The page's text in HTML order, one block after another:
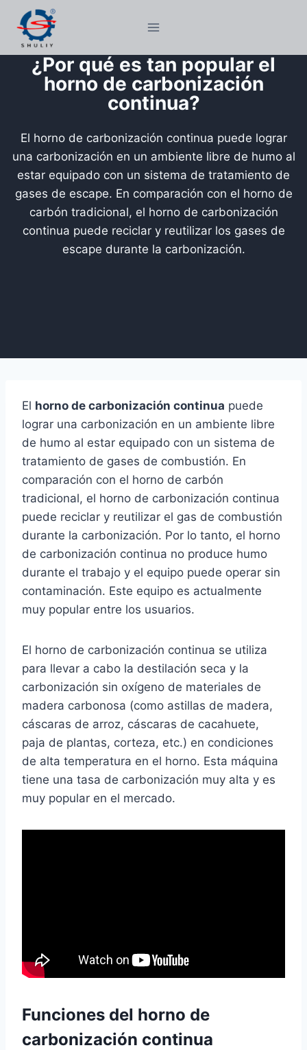
Saltar
contenido
¿Por qué es tan popular el
horno de carbonización
continua?
El horno de carbonización continua puede lograr
una carbonización en un ambiente libre de humo al
estar equipado con un sistema de tratamiento de
gases de escape. En comparación con el horno de
carbón tradicional, el horno de carbonización
continua puede reciclar y reutilizar los gases de
escape durante la carbonización.
El horno de carbonización continua puede
lograr una carbonización en un ambiente libre
de humo al estar equipado con un sistema de
tratamiento de gases de combustión. En
comparación con el horno de carbón
tradicional, el horno de carbonización continua
puede reciclar y reutilizar el gas de combustión
durante la carbonización. Por lo tanto, el horno
de carbonización continua no produce humo
durante el trabajo y el equipo puede operar sin
contaminación. Este equipo es actualmente
muy popular entre los usuarios.
El horno de carbonización continua se utiliza
para llevar a cabo la destilación seca y la
carbonización sin oxígeno de materiales de
madera carbonosa (como astillas de madera,
cáscaras de arroz, cáscaras de cacahuete,
paja de plantas, corteza, etc.) en condiciones
de alta temperatura en el horno. Esta máquina
tiene una tasa de carbonización muy alta y es
muy popular en el mercado.
Funciones del horno de
carbonización continua